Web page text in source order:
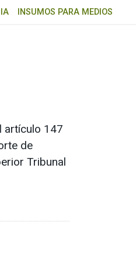
INSUMOS PARA MEDIOS
artículo 147
de
Tribunal